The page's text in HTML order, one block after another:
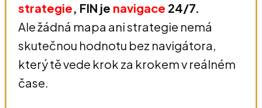
strategie, FIN je navigace 24/7.
Ale žádná mapa ani strategie nemá
skutečnou hodnotu bez navigátora,
který tě vede krok za krokem v reálném
čase.